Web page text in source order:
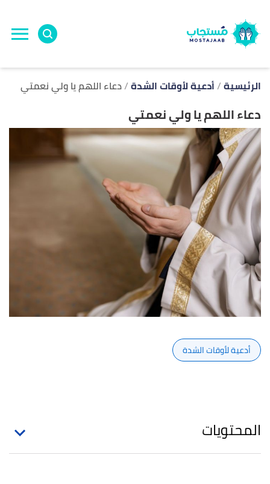
الرئيسية أدعية لأوقات الشدة دعاء اللهم يا ولي نعمتي
دعاء اللهم يا ولي نعمتي
أدعية لأوقات الشدة
المحتويات